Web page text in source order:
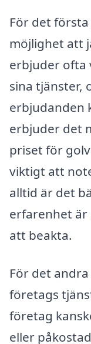
För det
möjlighet att
erbjuder ofta
sina tjänster,
erbjudanden
erbjuder det
priset för
viktigt att
alltid är det
erfarenhet är
att beakta.
För det
företags
företag
eller